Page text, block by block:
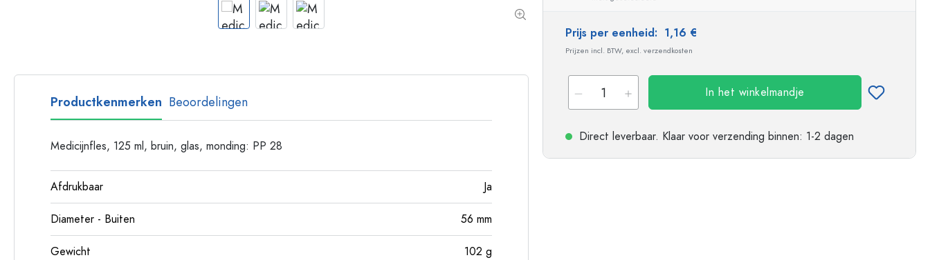
Plastic flessen
Prijs per eenheid: 1,16 €
Prijzen incl. BTW, excl. verzendkosten
In het winkelmandje
Direct leverbaar. Klaar voor verzending binnen: 1-2 dagen
Productkenmerken Beoordelingen
Medicijnfles, 125 ml, bruin, glas, monding: PP 28
Afdrukbaar Ja
Diameter - Buiten 56 mm
Gewicht 102 g